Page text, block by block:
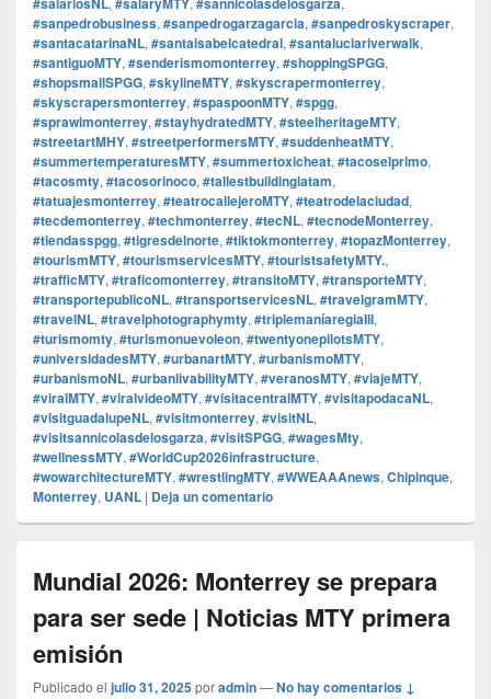
#sanpedrobusiness, #sanpedrogarzagarcia, #sanpedroskyscraper,
#santacatarinaNL, #santaisabelcatedral, #santaluciariverwalk,
#santiguoMTY, #senderismomonterrey, #shoppingSPGG,
#shopsmallSPGG, #skylineMTY, #skyscrapermonterrey,
#skyscrapersmonterrey, #spaspoonMTY, #spgg,
#sprawlmonterrey, #stayhydratedMTY, #steelheritageMTY,
#streetartMHY, #streetperformersMTY, #suddenheatMTY,
#summertemperaturesMTY, #summertoxicheat, #tacoselprimo,
#tacosmty, #tacosorinoco, #tallestbuildinglatam,
#tatuajesmonterrey, #teatrocallejeroMTY, #teatrodelaciudad,
#tecdemonterrey, #techmonterrey, #tecNL, #tecnodeMonterrey,
#tiendasspgg, #tigresdelnorte, #tiktokmonterrey, #topazMonterrey,
#tourismMTY, #tourismservicesMTY, #touristsafetyMTY.,
#trafficMTY, #traficomonterrey, #transitoMTY, #transporteMTY,
#transportepublicoNL, #transportservicesNL, #travelgramMTY,
#travelNL, #travelphotographymty, #triplemaníaregiaIII,
#turismomty, #turismonuevoleon, #twentyonepilotsMTY,
#universidadesMTY, #urbanartMTY, #urbanismoMTY,
#urbanismoNL, #urbanlivabilityMTY, #veranosMTY, #viajeMTY,
#viralMTY, #viralvideoMTY, #visitacentralMTY, #visitapodacaNL,
#visitguadalupeNL, #visitmonterrey, #visitNL,
#visitsannicolasdelosgarza, #visitSPGG, #wagesMty,
#wellnessMTY, #WorldCup2026infrastructure,
#wowarchitectureMTY, #wrestlingMTY, #WWEAAAnews, Chipinque,
Monterrey, UANL | Deja un comentario
Mundial 2026: Monterrey se prepara
para ser sede | Noticias MTY primera
emisión
Publicado el julio 31, 2025poradmin—No hay comentarios ↓